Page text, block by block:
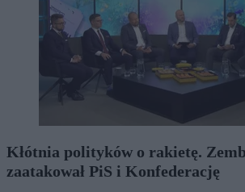
Kłótnia polityków o rakietę.
zaatakował PiS i Konfederację